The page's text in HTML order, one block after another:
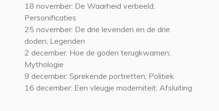
18 november: De Waarheid verbeeld;
Personificaties
25 november: De drie levenden en de drie
doden; Legenden
2 december: Hoe de goden terugkwamen;
Mythologie
9 december: Sprekende portretten; Politiek
16 december: Een vleugje moderniteit; Afsluiting